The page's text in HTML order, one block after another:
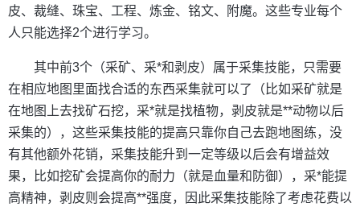
皮、裁缝、珠宝、工程、炼金、铭文、附魔。这些专业每个
人只能选择2个进行学习。
其中前3个（采矿、采*和剥皮）属于采集技能，只需要
在相应地图里面找合适的东西采集就可以了（比如采矿就是
在地图上去找矿石挖，采*就是找植物，剥皮就是**动物以后
采集的），这些采集技能的提高只靠你自己去跑地图练，没
有其他额外花销，采集技能升到一定等级以后会有增益效
果，比如挖矿会提高你的耐力（就是血量和防御），采*能提
高精神，剥皮则会提高**强度，因此采集技能除了考虑花费以